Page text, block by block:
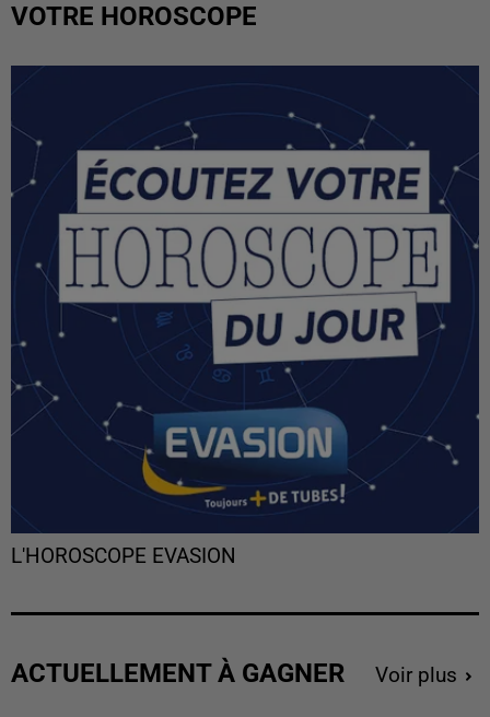
VOTRE HOROSCOPE
L'HOROSCOPE EVASION
ACTUELLEMENT À GAGNER Voir plus